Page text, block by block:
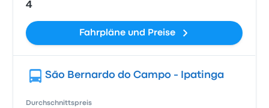
4
Fahrpläne und Preise
São Bernardo do Campo - Ipatinga
Durchschnittspreis